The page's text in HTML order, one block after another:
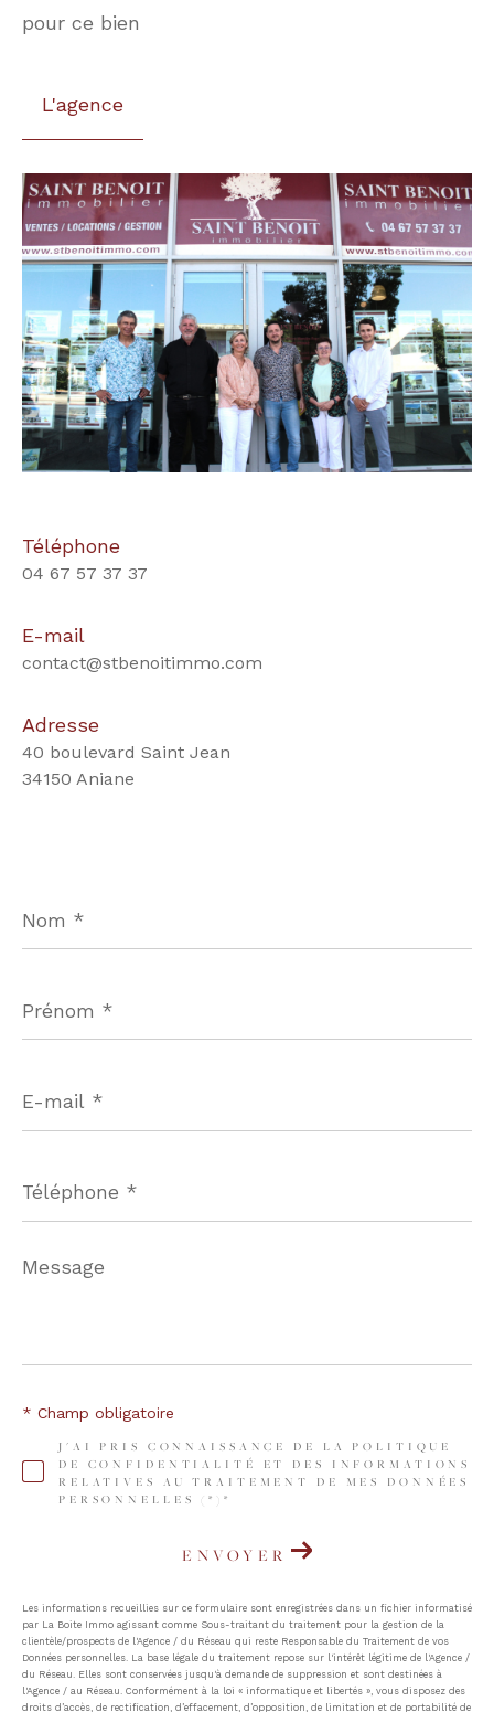
pour ce bien
L'agence
Téléphone
04 67 57 37 37
E-mail
contact@stbenoitimmo.com
Adresse
40 boulevard Saint Jean
34150 Aniane
*
*
mail
*
*
Message
*
J'AI PRIS CONNAISSANCE DE LA POLITIQUE
DE CONFIDENTIALITÉ ET DES INFORMATIONS
RELATIVES AU TRAITEMENT DE MES DONNÉES
PERSONNELLES (*)*
* Champ obligatoire
ENVOYER
Les informations recueillies sur ce formulaire sont enregistrées dans un fichier informatisé
par La Boite Immo agissant comme Sous-traitant du traitement pour la gestion de la
clientèle/prospects de l'Agence / du Réseau qui reste Responsable du Traitement de vos
Données personnelles. La base légale du traitement repose sur l'intérêt légitime de l'Agence /
du Réseau. Elles sont conservées jusqu'à demande de suppression et sont destinées à
l'Agence / au Réseau. Conformément à la loi « informatique et libertés », vous disposez des
droits d’accès, de rectification, d’effacement, d’opposition, de limitation et de portabilité de